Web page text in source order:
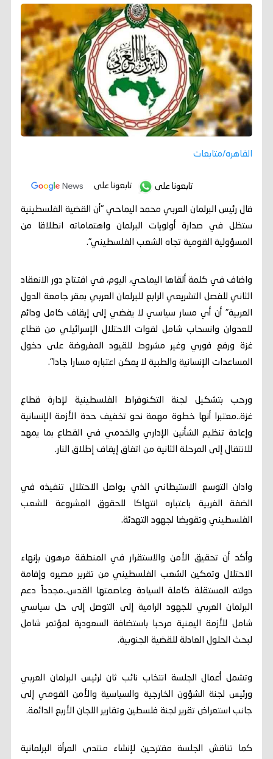
القاهره/متابعات
تابعونا على تابعونا على
قال رئيس البرلمان العربي محمد اليماحي "أن القضية الفلسطينية
ستظل في صدارة أولويات البرلمان واهتماماته انطلاقا من
المسؤولية القومية تجاه الشعب الفلسطيني".
واضاف في كلمة ألقاها اليماحي، اليوم، في افتتاح دور الانعقاد
الثاني للفصل التشريعي الرابع للبرلمان العربي بمقر جامعة الدول
العربية" أن أي مسار سياسي لا يفضي إلى إيقاف كامل ودائم
للعدوان وانسحاب شامل لقوات الاحتلال الإسرائيلي من قطاع
غزة ورفع فوري وغير مشروط للقيود المفروضة على دخول
المساعدات الإنسانية والطبية لا يمكن اعتباره مسارا جادا".
ورحب بتشكيل لجنة التكنوقراط الفلسطينية لإدارة قطاع
غزة..معتبرا أنها خطوة مهمة نحو تخفيف حدة الأزمة الإنسانية
وإعادة تنظيم الشأنين الإداري والخدمي في القطاع بما يمهد
للانتقال إلى المرحلة الثانية من اتفاق إيقاف إطلاق النار.
وادان التوسع الاستيطاني الذي يواصل الاحتلال تنفيذه في
الضفة الغربية باعتباره انتهاكا للحقوق المشروعة للشعب
الفلسطيني وتقويضا لجهود التهدئة.
وأكد أن تحقيق الأمن والاستقرار في المنطقة مرهون بإنهاء
الاحتلال وتمكين الشعب الفلسطيني من تقرير مصيره وإقامة
دولته المستقلة كاملة السيادة وعاصمتها القدس..مجدداً دعم
البرلمان العربي للجهود الرامية إلى التوصل إلى حل سياسي
شامل للأزمة اليمنية مرحبا باستضافة السعودية لمؤتمر شامل
لبحث الحلول العادلة للقضية الجنوبية.
وتشمل أعمال الجلسة انتخاب نائب ثان لرئيس البرلمان العربي
ورئيس لجنة الشؤون الخارجية والسياسية والأمن القومي إلى
جانب استعراض تقرير لجنة فلسطين وتقارير اللجان الأربع الدائمة.
كما تناقش الجلسة مقترحين لإنشاء منتدى المرأة البرلمانية